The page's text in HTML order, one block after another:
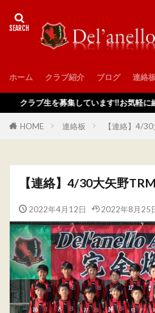
ホーム クラブ紹介 ブログ 連絡板
ラブ生を募集しています‼️お気軽に練習
HOME 連絡板 【連絡】4/
【連絡】4/30大矢野TRM
2022年4月12日 2022年8月25